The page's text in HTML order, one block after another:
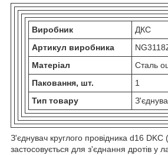
Виробник
ДКС
Артикул виробника
Матеріал
Сталь
Паковання, шт.
1
Тип товару
З'єднувач круглого провідника d16 DKC
застосовується для з'єднання дротів у